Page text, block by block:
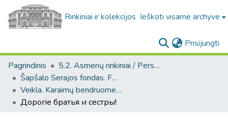
Rinkiniai ir kolekcijos Ieškoti visame archyve
Prisijungti
Pagrindinis
5.2. Asmenų rinkiniai / Personal collections
Šapšalo Serajos fondas. F143
Veikla. Karaimų bendruomenė. (Šapšalo Serajos fondas. F143)
Дорогiе братья и сестры!